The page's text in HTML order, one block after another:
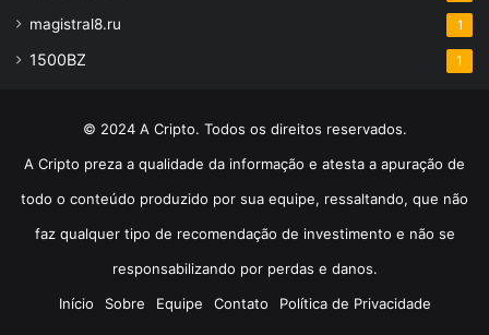
magistral8.ru 1
1500BZ 1
© 2024 A Cripto. Todos os direitos reservados.
A Cripto preza a qualidade da informação e atesta a apuração de
todo o conteúdo produzido por sua equipe, ressaltando, que não
faz qualquer tipo de recomendação de investimento e não se
responsabilizando por perdas e danos.
Início
Sobre Equipe Contato Política de Privacidade